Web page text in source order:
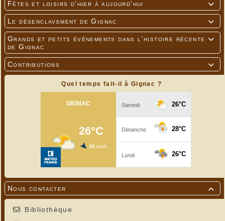

Fêtes et loisirs d'hier à aujourd'hui

Le désenclavement de Gignac

Grands et petits événements dans l'histoire récente
de Gignac

Contributions
Quel temps fait-il à Gignac ?

Nous contacter
Bibliothèque